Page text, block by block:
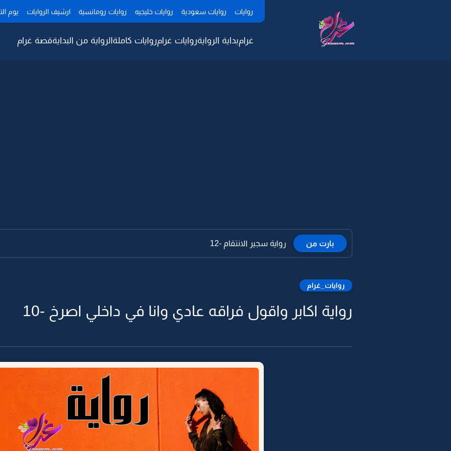
روايات روايات سعودية روايات خليجيه روايات رومانسية ارشيف الروايات يوم
غرامبداية الروايةروايات غرامروايات كاملةالرواية من البدايةقصة غرام
بارت من رواية سجير الانتقام -12
روايات_غرام
رواية اكابر واقول فراقه عادي وانا في داخلي اصرخ -10